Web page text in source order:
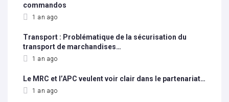
commandos
1 an ago
Transport : Problématique de la sécurisation du
transport de marchandises…
1 an ago
Le MRC et l’APC veulent voir clair dans le partenariat…
1 an ago